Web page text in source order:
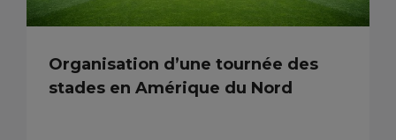
Organisation d’une tournée des
stades en Amérique du Nord